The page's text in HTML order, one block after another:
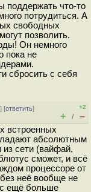
поддержать что-то
потрудиться. А
свободных
позволить.
Он немного
пока не
сбросить с себя
] [ответить]
+2
+ / –
встроенных
абсолютным
из сети (вайфай,
сможет, и всё
процессоре от
неё вообще не
ещё больше